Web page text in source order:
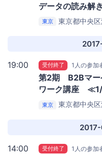
データの読み
東京 東京都中央
19:00 受付終了 1人の参加
第2期 B2Bマー
ワーク講座
東京 東京都中央
2017-
14:00 受付終了 1人の参加